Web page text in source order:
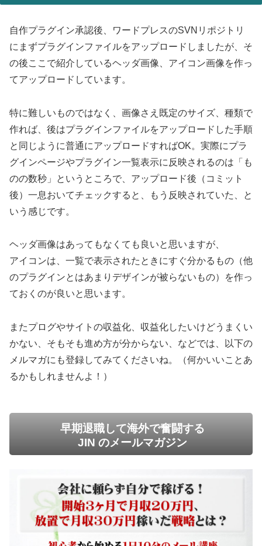
自作プラグイン承認後、ワードプレスのSVNリポジトリ
にまずプラグインファイルをアップロードしましたが、そ
の後ここで紹介しているヘッダ画像、アイコン画像を作っ
てアップロードしています。
特に難しいものではなく、画像さえ既定のサイズ、種類で
作れば、後はプラグインファイルをアップロードした手順
と同じように普通にアップロードすればOK。実際にプラ
グインページやプラグイン一覧表示に反映されるのは「も
のの数秒」というところで、アップロード後（コミット
後）一息おいてチェックすると、もう反映されていた、と
いう感じです。
ヘッダ画像はあってもなくても良いと思いますが、
アイコンは、一覧で表示されたときにすぐ分かるもの（他
のプラグインとはあまりデザインが被らないもの）を作っ
ておくのが良いと思います。
またプログやサイトの収益化、収益化したいけどうまくい
かない、そもそも進め方が分からない、などでは、以下の
メルマガにも登録してみてくださいね。（何かいいことあ
るかもしれませんよ！）
早期退職して海外で奮闘する
JIN のメールマガジン